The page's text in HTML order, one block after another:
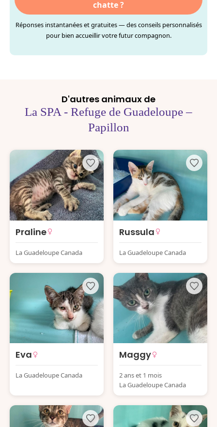
chatte ?
Réponses instantanées et gratuites — des conseils personnalisés
pour bien accueillir votre futur compagnon.
D'autres animaux de
La SPA - Refuge de Guadeloupe –
Papillon
Praline
La Guadeloupe Canada
Russula
La Guadeloupe Canada
Eva
La Guadeloupe Canada
Maggy
2 ans et 1 mois
La Guadeloupe Canada